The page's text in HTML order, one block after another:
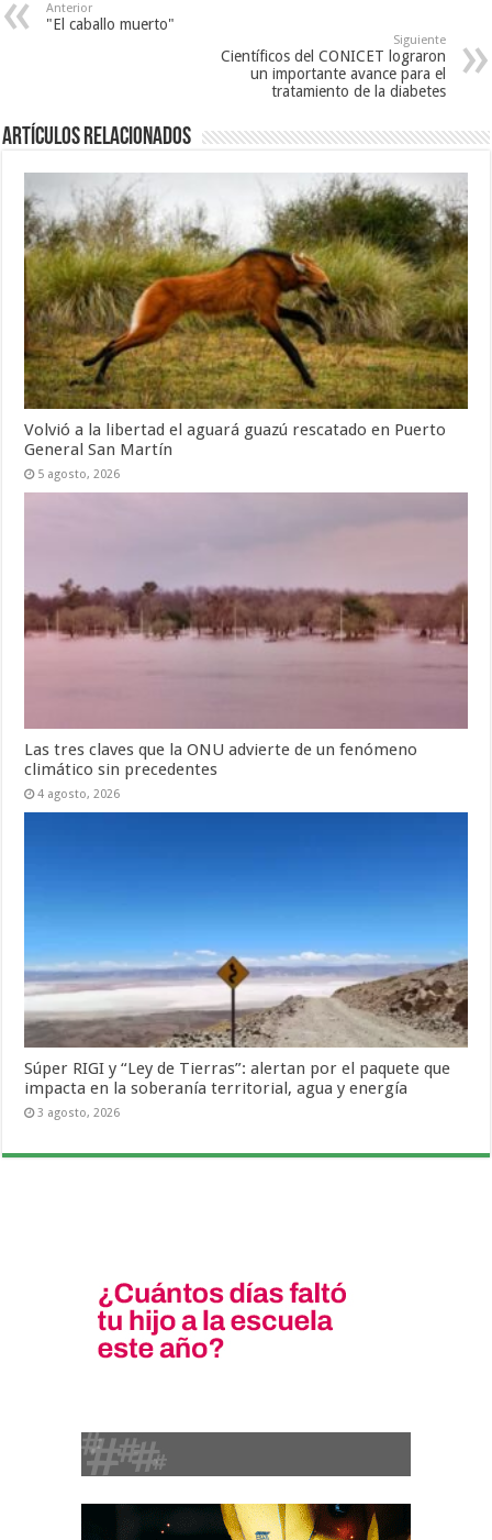
Anterior
"El caballo muerto"
Siguiente
Científicos del CONICET lograron
un importante avance para el
tratamiento de la diabetes
Artículos Relacionados
Volvió a la libertad el aguará guazú rescatado en Puerto
General San Martín
5 agosto, 2026
Las tres claves que la ONU advierte de un fenómeno
climático sin precedentes
4 agosto, 2026
Súper RIGI y “Ley de Tierras”: alertan por el paquete que
impacta en la soberanía territorial, agua y energía
3 agosto, 2026